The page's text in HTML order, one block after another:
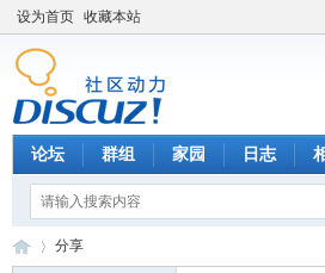
设为首页 收藏本站
论坛 群组 家园 日志
分享